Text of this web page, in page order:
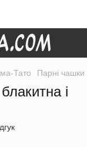
Тато Парні чашки
і